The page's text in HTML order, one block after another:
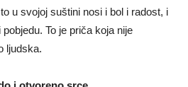
u svojoj suštini nosi i bol i radost, i
To je priča koja nije
ljudska.